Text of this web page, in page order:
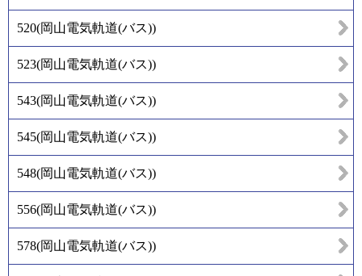
520(岡山電気軌道(バス))
523(岡山電気軌道(バス))
543(岡山電気軌道(バス))
545(岡山電気軌道(バス))
548(岡山電気軌道(バス))
556(岡山電気軌道(バス))
578(岡山電気軌道(バス))